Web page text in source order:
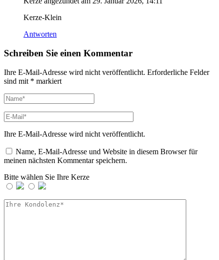
Kerze-Klein
Antworten
Schreiben Sie einen Kommentar
Ihre E-Mail-Adresse wird nicht veröffentlicht. Erforderliche Felder
sind mit * markiert
Ihre E-Mail-Adresse wird nicht veröffentlicht.
Name, E-Mail-Adresse und Website in diesem Browser für
meinen nächsten Kommentar speichern.
Bitte wählen Sie Ihre Kerze